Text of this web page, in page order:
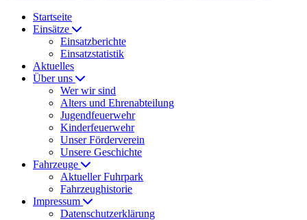
Startseite
Einsätze
Einsatzberichte
Einsatzstatistik
Aktuelles
Über uns
Wer wir sind
Alters und Ehrenabteilung
Jugendfeuerwehr
Kinderfeuerwehr
Unser Förderverein
Unsere Geschichte
Fahrzeuge
Aktueller Fuhrpark
Fahrzeughistorie
Impressum
Datenschutzerklärung